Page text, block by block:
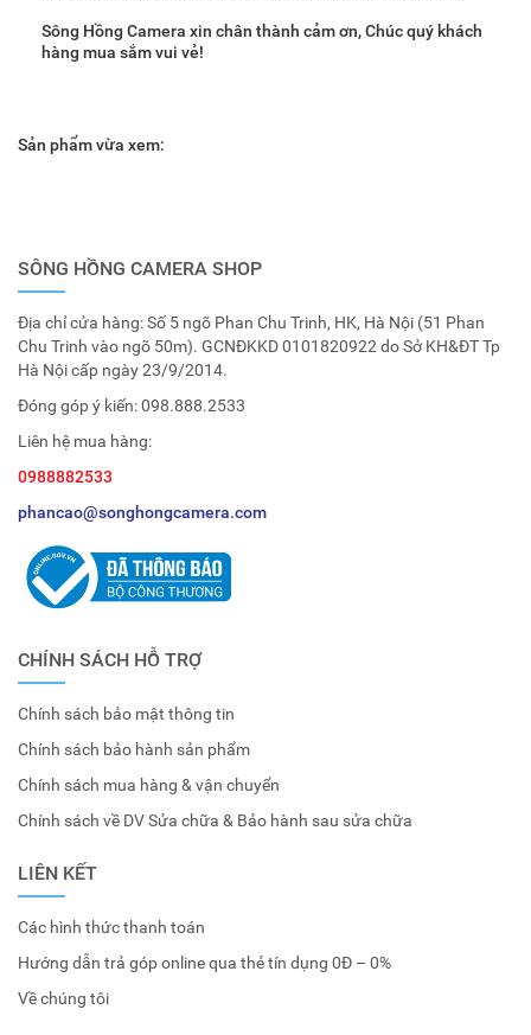
Sông Hồng Camera xin chân thành cảm ơn, Chúc quý khách
hàng mua sắm vui vẻ!
Sản phẩm vừa xem:
SÔNG HỒNG CAMERA SHOP
Địa chỉ cửa hàng: Số 5 ngõ Phan Chu Trinh, HK, Hà Nội (51 Phan
Chu Trinh vào ngõ 50m). GCNĐKKD 0101820922 do Sở KH&ĐT Tp
Hà Nội cấp ngày 23/9/2014.
Đóng góp ý kiến:098.888.2533
Liên hệ mua hàng:
0988882533
phancao@songhongcamera.com
CHÍNH SÁCH HỖ TRỢ
Chính sách bảo mật thông tin
Chính sách bảo hành sản phẩm
Chính sách mua hàng & vận chuyển
Chính sách về DV Sửa chữa & Bảo hành sau sửa chữa
LIÊN KẾT
Các hình thức thanh toán
Hướng dẫn trả góp online qua thẻ tín dụng 0Đ – 0%
Về chúng tôi